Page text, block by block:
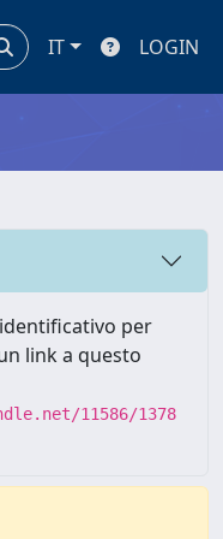
IT LOGIN
per
link a questo
11586/1378